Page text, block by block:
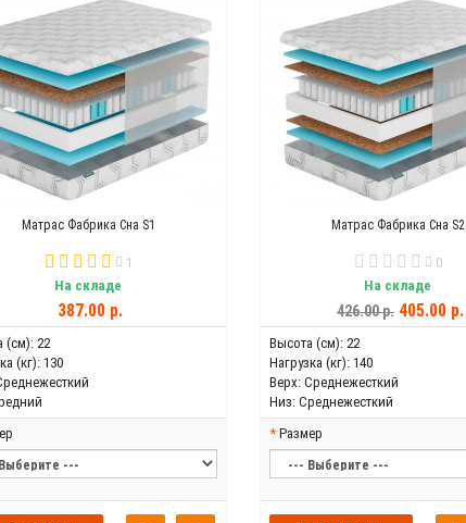
Матрас Фабрика Сна S1
1
На складе
387.00 р.
(см): 22
(кг): 130
Матрас Фабрика Сна S2
0
На складе
426.00 р. 405.00 р.
Высота (см): 22
Нагрузка (кг): 140
Верх: Среднежесткий
Низ: Среднежесткий
Размер